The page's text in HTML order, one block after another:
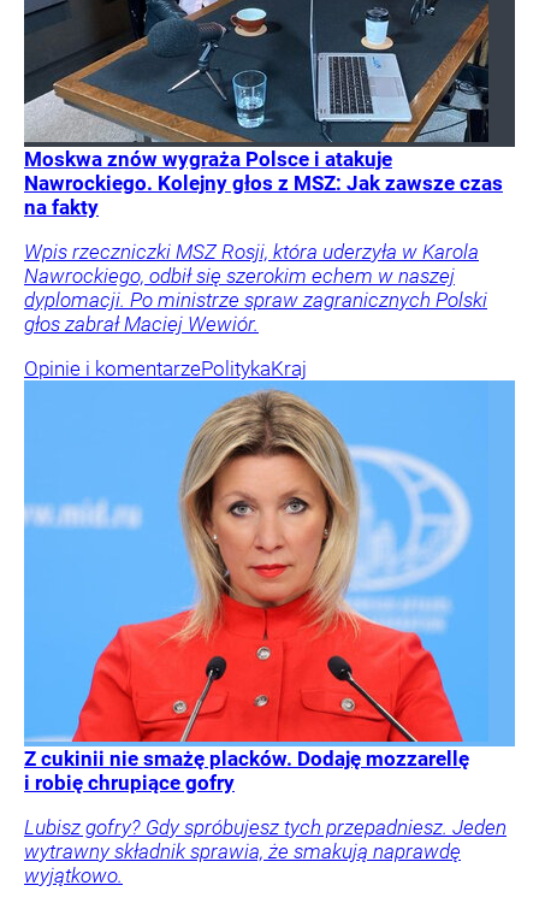
Moskwa znów wygraża Polsce i atakuje
Nawrockiego. Kolejny głos z MSZ: Jak zawsze czas
na fakty
Wpis rzeczniczki MSZ Rosji, która uderzyła w Karola
Nawrockiego, odbił się szerokim echem w naszej
dyplomacji. Po ministrze spraw zagranicznych Polski
głos zabrał Maciej Wewiór.
Opinie i komentarzePolitykaKraj
Z cukinii nie smażę placków. Dodaję mozzarellę
i robię chrupiące gofry
Lubisz gofry? Gdy spróbujesz tych przepadniesz. Jeden
wytrawny składnik sprawia, że smakują naprawdę
wyjątkowo.